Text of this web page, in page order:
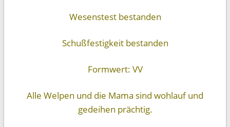
Wesenstest bestanden
Schußfestigkeit bestanden
Formwert: VV
Alle Welpen und die Mama sind wohlauf und
gedeihen prächtig.